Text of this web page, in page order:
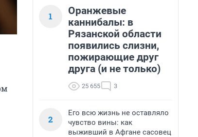
1
Оранжевые
каннибалы: в
Рязанской области
появились слизни,
пожирающие друг
друга (и не только)
25 655 3
2
Его всю жизнь не оставляло
чувство вины: как
выживший в Афгане сасовец